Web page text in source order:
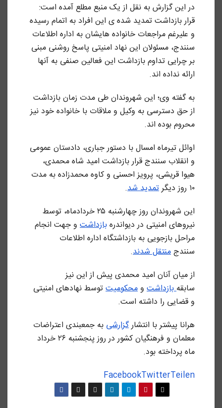
در این گزارش به نقل از یک منبع مطلع آمده است:
قرار بازداشت تمدید شده ی این افراد به اتمام رسیده
و علیرغم مراجعات خانواده هایشان به اداره اطلاعات
سنندج، مسئولان این نهاد امنیتی پاسخ روشنی مبنی
بر چرایی تداوم بازداشت این فعالین صنفی به آنها
ارائه نداده اند.
به گفته وی؛ این شهروندان طی مدت زمان بازداشت
از حق دسترسی به وکیل و ملاقات با خانواده خود نیز
محروم بوده اند.
اوائل تیرماه امسال با دستور جباری، دادستان عمومی
و انقلاب سنندج قرار بازداشت امید شاه محمدی،
هیوا قریشی، پرویز احسنی و کاوه محمدزاده به مدت
۱۰ روز دیگر
تمدید شد.
این شهروندان روز چهارشنبه ۲۵ خردادماه، توسط
نیروهای امنیتی در دیواندرهبازداشت و جهت انجام
مراحل بازجویی به بازداشتگاه اداره اطلاعات
سنندجمنتقل شدند.
از میان آنان امید محمدی پیش از این نیز
سابقهبازداشت ومحکومیتتوسط نهادهای امنیتی
و قضایی را داشته است.
هرانا پیشتر با انتشارگزارشی به جمعبندی اعتراضات
معلمان و فرهنگیان کشور در روز پنجشنبه ۲۶ خرداد
ماه پرداخته بود.
FacebookTwitterTeilen